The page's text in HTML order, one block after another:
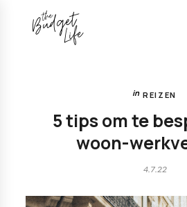
REIZEN
5 tips om te
woon-
4.7.22